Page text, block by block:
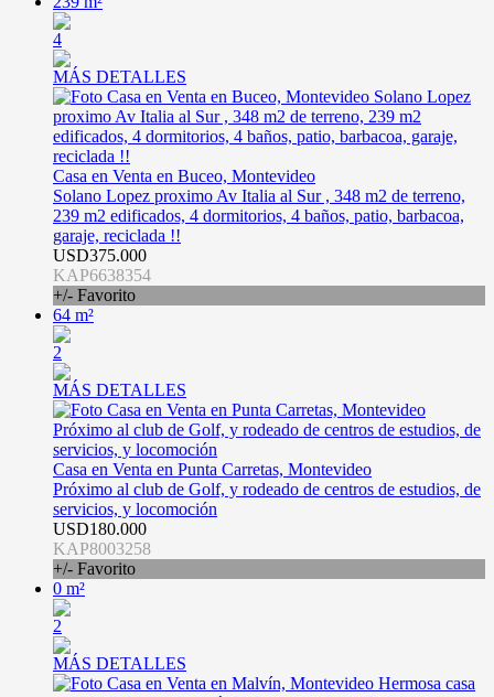
4
MÁS DETALLES
Casa en Venta en Buceo, Montevideo
Solano Lopez proximo Av Italia al Sur , 348 m2 de terreno,
239 m2 edificados, 4 dormitorios, 4 baños, patio, barbacoa,
garaje, reciclada !!
USD375.000
KAP6638354
+/- Favorito
64 m²
2
MÁS DETALLES
Casa en Venta en Punta Carretas, Montevideo
Próximo al club de Golf, y rodeado de centros de estudios, de
servicios, y locomoción
USD180.000
KAP8003258
+/- Favorito
0 m²
2
MÁS DETALLES